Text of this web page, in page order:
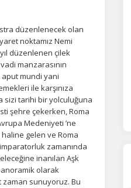
belirleyin.
için bazı bilgileri tarayıcınızda
sağlayıcılarla paylaşabiliriz. Buna
sitemiz umduğumuz gibi çalışmaya
,çerez kullanımvegizlilik koşullarını
düzenlenecek olan
noktamız Nemi
düzenlenen çilek
manzarasının
aput mundi yani
ile karşınıza
sizi tarihi bir yolculuğuna
şehre çekerken, Roma
Medeniyeti ’ne
haline gelen ve Roma
zamanında
inanılan Aşk
olarak
zaman sunuyoruz. Bu